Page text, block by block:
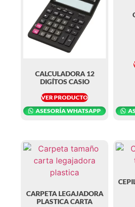
CALCULADORA 12
DIGÍTOS CASIO
VER PRODUCTO
ASESORÍA WHATSAPP
CARPETA LEGAJADORA
PLASTICA CARTA